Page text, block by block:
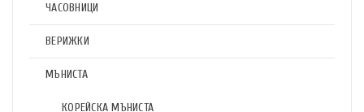
ЧАСОВНИЦИ
ВЕРИЖКИ
МЪНИСТА
КОРЕЙСКА МЪНИСТА